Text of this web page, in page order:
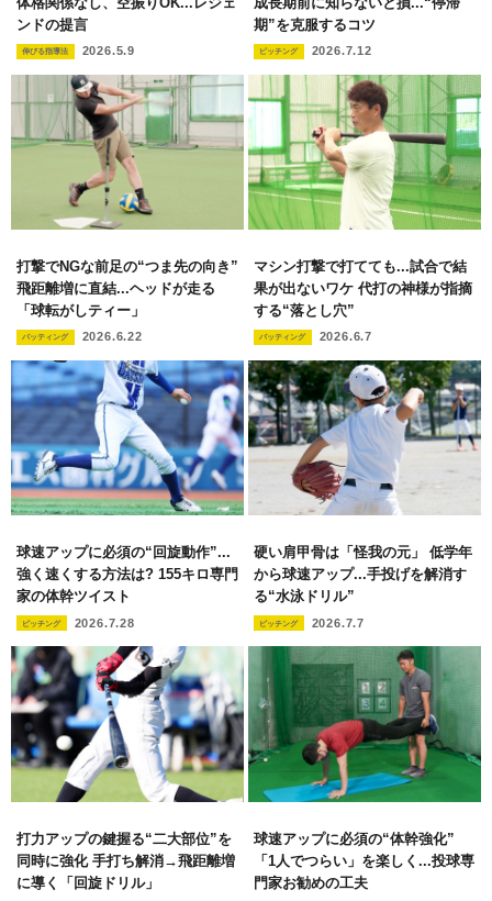
ンドの提言
伸びる指導法 2026.5.9
期”を克服するコツ
ピッチング 2026.7.12
打撃でNGな前足の“つま先の向き”
飛距離増に直結...ヘッドが走る
「球転がしティー」
バッティング 2026.6.22
マシン打撃で打てても...試合で結
果が出ないワケ 代打の神様が指摘
する“落とし穴”
バッティング 2026.6.7
球速アップに必須の“回旋動作”...
強く速くする方法は? 155キロ専門
家の体幹ツイスト
ピッチング 2026.7.28
硬い肩甲骨は「怪我の元」 低学年
から球速アップ...手投げを解消す
る“水泳ドリル”
ピッチング 2026.7.7
打力アップの鍵握る“二大部位”を
同時に強化 手打ち解消→飛距離増
に導く「回旋ドリル」
球速アップに必須の“体幹強化”
「1人でつらい」を楽しく...投球専
門家お勧めの工夫